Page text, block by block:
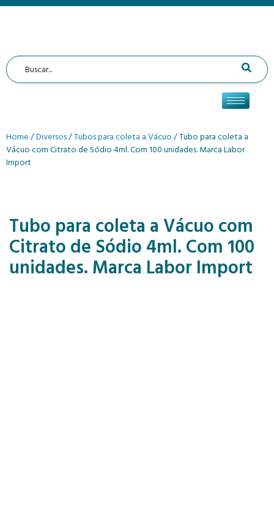
Home/Diversos/Tubos para coleta a Vácuo/ Tubo para coleta a
Vácuo com Citrato de Sódio 4ml. Com 100 unidades. Marca Labor
Import
Tubo para coleta a Vácuo com
Citrato de Sódio 4ml. Com 100
unidades. Marca Labor Import